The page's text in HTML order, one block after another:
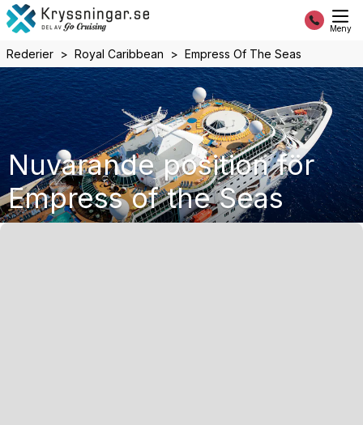
Meny
Rederier Royal Caribbean Empress Of The Seas
Nuvarande position för
Empress of the Seas